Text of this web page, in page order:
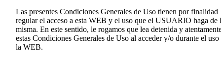
Las presentes Condiciones Generales de Uso tienen por finalidad
regular el acceso a esta WEB y el uso que el USUARIO haga de
misma. En este sentido, le rogamos que lea detenida y
estas Condiciones Generales de Uso al acceder y/o durante el uso
la WEB.